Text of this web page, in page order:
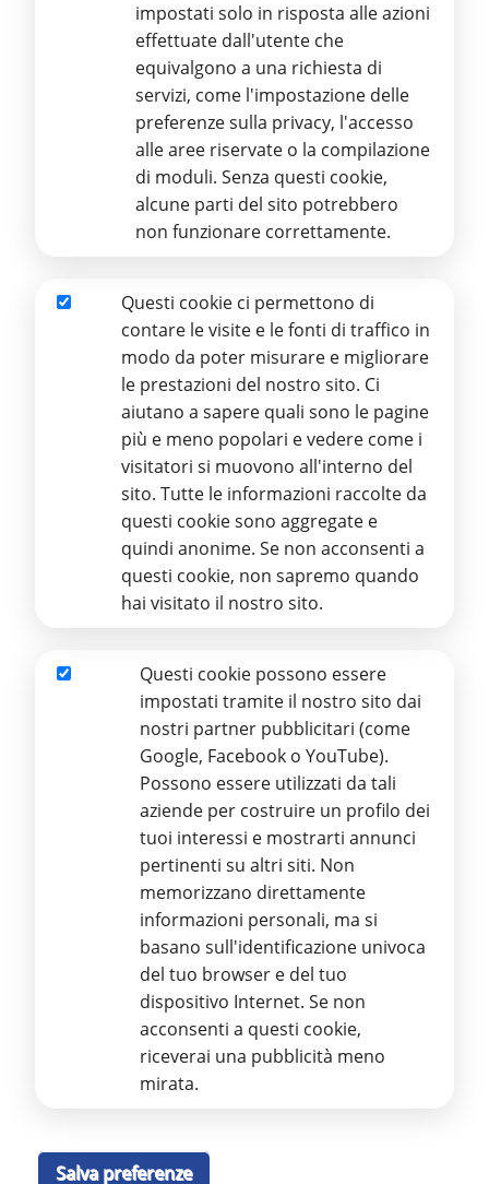
impostati solo in risposta alle azioni
effettuate dall'utente che
equivalgono a una richiesta di
servizi, come l'impostazione delle
preferenze sulla privacy, l'accesso
alle aree riservate o la compilazione
di moduli. Senza questi cookie,
alcune parti del sito potrebbero
non funzionare correttamente.
Questi cookie ci permettono di
contare le visite e le fonti di traffico in
modo da poter misurare e migliorare
le prestazioni del nostro sito. Ci
aiutano a sapere quali sono le pagine
più e meno popolari e vedere come i
visitatori si muovono all'interno del
sito. Tutte le informazioni raccolte da
questi cookie sono aggregate e
quindi anonime. Se non acconsenti a
questi cookie, non sapremo quando
hai visitato il nostro sito.
Questi cookie possono essere
impostati tramite il nostro sito dai
nostri partner pubblicitari (come
Google, Facebook o YouTube).
Possono essere utilizzati da tali
aziende per costruire un profilo dei
tuoi interessi e mostrarti annunci
pertinenti su altri siti. Non
memorizzano direttamente
informazioni personali, ma si
basano sull'identificazione univoca
del tuo browser e del tuo
dispositivo Internet. Se non
acconsenti a questi cookie,
riceverai una pubblicità meno
mirata.
Salva preferenze
Nel pomeriggio di ieri, 20 Maggio, l'Assessore
Regionale all'Istruzione e Formazione
Professionale,On. Mimmo Turano, ha fatto
visita alla nostra Stamperia e al Polo Tattile
Multimediale.
STAMPERIA IN OCCASIONE DELLA
GIORNATA MONDIALE DEI BAMBINI
Il 25 e 26 Maggio 2024, a Roma si terrà la
Giornata Mondiale dei Bambini. L'evento, voluto
e annunciato da Papa Francesco, coinvolgerà
migliaia di bambini e le loro famiglie, provenienti
da ogni parte del mondo. Il 25 allo Stadio
Olimpico si terrà l'incontro con tutte le
delegazioni internazionali, gli ospiti e ci sarà
soprattutto un momento intenso di dialogo dei
bambini con il Santo Padre. L'indomani in San
l'Angelus e il saluto conclusivo del Papa.
Stamperia Regionale Braille ETS
Via Aurelio Nicolodi, 4 – 95125 CATANIA
Ente del Terzo Settore
Iscritto al RUNTS con D.D.G. n. 2359 del 23/11/2022 e Repertorio
Partita IVA 03986590879 - Codice Fiscale 93116920872
Iscrizione REA: CT-299111
info@stamperiabrailleuic.it
amministrazione@pec.stamperiabrailleuic.it
GDPR – Regolamento Protezione Dati Personali
Leggi Informativa